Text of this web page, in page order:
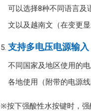
可以选择8种不同语言及
文以及越南文（在变更
支持多电压电源输入
不同国家及地区使用的
各地使用（附带的电源
※按下强酸性水按键时，强